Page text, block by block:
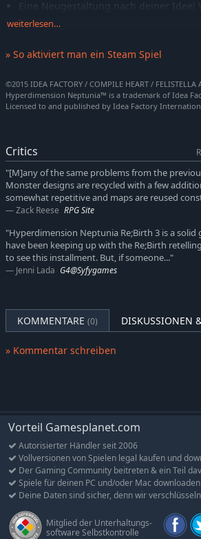
Eine Neugestaltung nach deiner Idee!
von Gamindustri nach deinem
und mehr verändern!
Leistung der CPUs freisetzen und
neuer Fähigkeiten eröffnen!
weiterlesen…
» So aktiviert man ein Steam Spiel
©2015 IDEA FACTORY / COMPILE HEART /
Hyperdimension Neptunia™ is a trademark of Idea
Licensed to and published by Idea Factory
Critics
"[M]any of the same problems from the
Monster designs are recycled with a few
somewhat repetitive and maps are reused
Zack Reese RPG Site
"Hyperdimension Neptunia Re;Birth 3 is a solid
have been keeping up with the Re;Birth
to see this installment. But, if someone..."
Jenni Lada G4@Syfygames
KOMMENTARE (0) DISKUSSIONEN
» Kommentar schreiben
Vorteil Gamesplanet.com
Autorisierter Händler seit 2006
Vollversionen von Spielen legal kaufen und
Der Gaming Community beitreten & ein Teil
Spiele für deinen PC und/oder Mac downloaden
Deine Daten sind sicher, denn wir
Mitglied der Unterhaltungs-
software Selbstkontrolle